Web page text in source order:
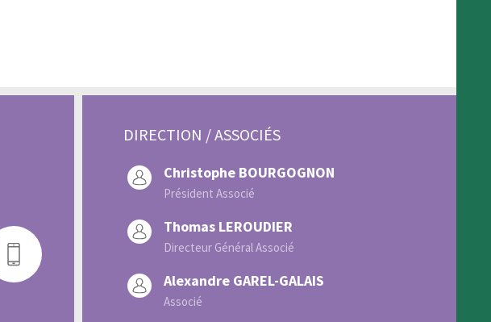
DIRECTION / ASSOCIÉS
Christophe BOURGOGNON
Président Associé
Thomas LEROUDIER
Directeur Général Associé
Alexandre GAREL-GALAIS
Associé